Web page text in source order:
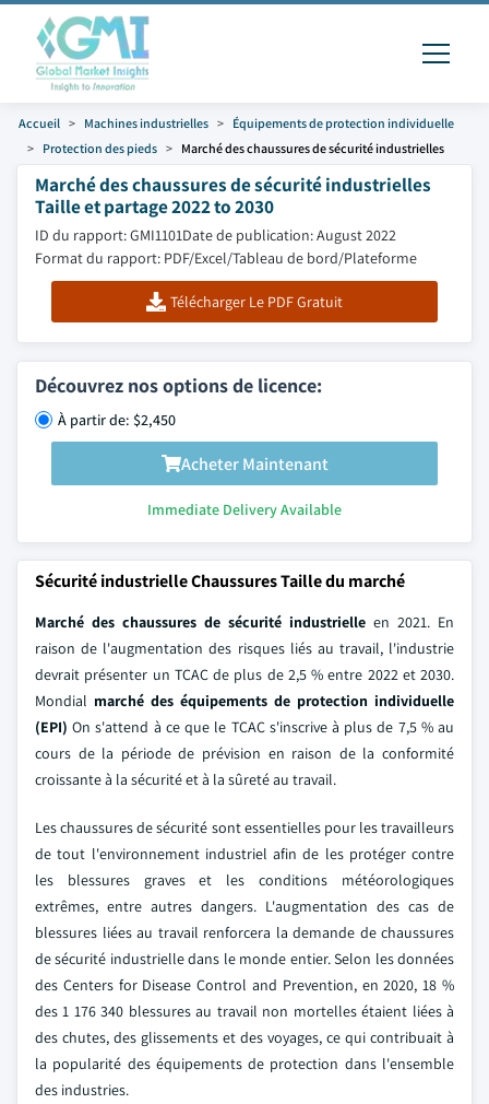
Accueil Machines industrielles
Équipements de protection individuelle
Protection des pieds
Marché des chaussures de sécurité industrielles
Marché des chaussures de sécurité industrielles
Taille et partage 2022 to 2030
ID du rapport: GMI1101Date de publication: August 2022
Format du rapport: PDF/Excel/Tableau de bord/Plateforme
Télécharger Le PDF Gratuit
Découvrez nos options de licence:
À partir de: $2,450
Acheter Maintenant
Immediate Delivery Available
Sécurité industrielle Chaussures Taille du marché
Marché des chaussures de sécurité industrielle en 2021. En
raison de l'augmentation des risques liés au travail, l'industrie
devrait présenter un TCAC de plus de 2,5 % entre 2022 et 2030.
Mondial marché des équipements de protection individuelle
(EPI) On s'attend à ce que le TCAC s'inscrive à plus de 7,5 % au
cours de la période de prévision en raison de la conformité
croissante à la sécurité et à la sûreté au travail.
Les chaussures de sécurité sont essentielles pour les travailleurs
de tout l'environnement industriel afin de les protéger contre
les blessures graves et les conditions météorologiques
extrêmes, entre autres dangers. L'augmentation des cas de
blessures liées au travail renforcera la demande de chaussures
de sécurité industrielle dans le monde entier. Selon les données
des Centers for Disease Control and Prevention, en 2020, 18 %
des 1 176 340 blessures au travail non mortelles étaient liées à
des chutes, des glissements et des voyages, ce qui contribuait à
la popularité des équipements de protection dans l'ensemble
des industries.